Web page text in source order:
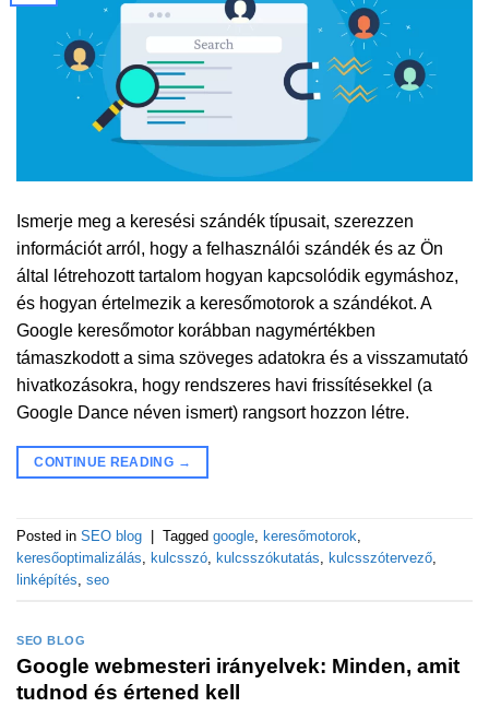
Ismerje meg a keresési szándék típusait, szerezzen
információt arról, hogy a felhasználói szándék és az Ön
által létrehozott tartalom hogyan kapcsolódik egymáshoz,
és hogyan értelmezik a keresőmotorok a szándékot. A
Google keresőmotor korábban nagymértékben
támaszkodott a sima szöveges adatokra és a visszamutató
hivatkozásokra, hogy rendszeres havi frissítésekkel (a
Google Dance néven ismert) rangsort hozzon létre.
CONTINUE READING →
Posted in SEO blog Tagged google, keresőmotorok,
keresőoptimalizálás, kulcsszó, kulcsszókutatás, kulcsszótervező,
linképítés, seo
SEO BLOG
Google webmesteri irányelvek: Minden, amit
tudnod és értened kell